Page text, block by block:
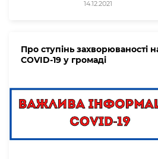
14.12.2021
Про ступінь захворюваності
COVID-19 у громаді